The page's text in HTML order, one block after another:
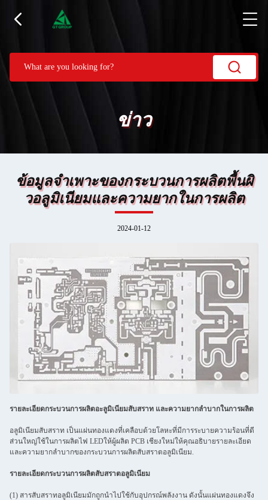
ข่าว
ข้อมูลจำเพาะของกระบวนการผลิตพื้นผิ
วอลูมิเนียมและความยากในการผลิต
2024-01-12
รายละเอียดกระบวนการผลิตอะลูมิเนียมสับสราท และความยากลําบากในการผลิต
อลูมิเนียมสับสราท เป็นแผ่นทองแดงที่เคลือบด้วยโลหะที่มีการระบายความร้อนที่ดี
ส่วนใหญ่ใช้ในการผลิตไฟ LEDให้ผู้ผลิต PCB เชียงใหม่ให้คุณอธิบายรายละเอียด
และความยากลําบากของกระบวนการผลิตสับสราตอลูมิเนียม.
รายละเอียดกระบวนการผลิตสับสราตอลูมิเนียม
(1) สารสับสราทอลูมิเนียมมักถูกนําไปใช้กับอุปกรณ์พลังงาน ดังนั้นแผ่นทองแดงจึง